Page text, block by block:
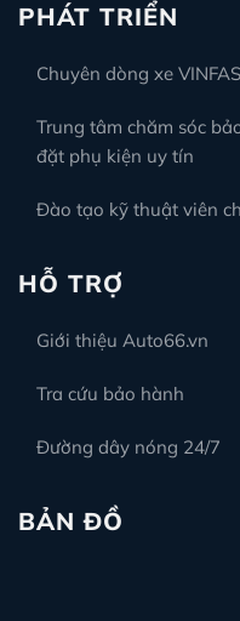
PHÁT TRIỂN
Chuyên dòng xe
Trung tâm chăm sóc
đặt phụ kiện uy tín
Đào tạo kỹ thuật viên
HỖ TRỢ
Giới thiệu Auto66.vn
Tra cứu bảo hành
Đường dây nóng 24/7
BẢN ĐỒ